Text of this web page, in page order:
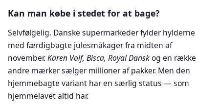
Kan man købe i stedet for at bage?
Selvfølgelig. Danske supermarkeder fylder hylderne
med færdigbagte julesmåkager fra midten af
november.Karen Volf, Bisca, Royal Danskog en række
andre mærker sælger millioner af pakker. Men den
hjemmebagte variant har en særlig status — som
hjemmelavet altid har.